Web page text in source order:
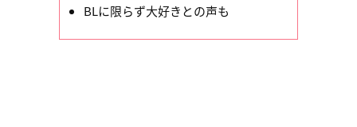
BLに限らず大好きとの声も